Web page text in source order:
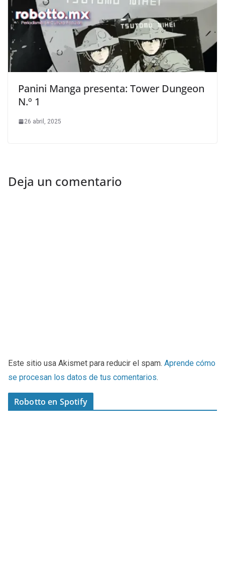
Panini Manga presenta: Tower Dungeon
N.º 1
26 abril, 2025
Deja un comentario
Este sitio usa Akismet para reducir el spam. Aprende cómo
se procesan los datos de tus comentarios.
Robotto en Spotify